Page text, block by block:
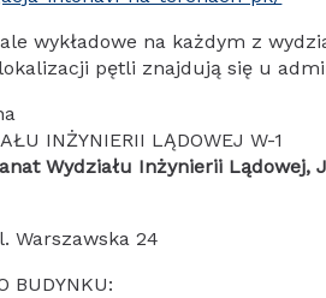
wykładowe na każdym z
pętli znajdują się u
INŻYNIERII LĄDOWEJ W-1
Wydziału Inżynierii Lądowej,
Warszawska 24
BUDYNKU: